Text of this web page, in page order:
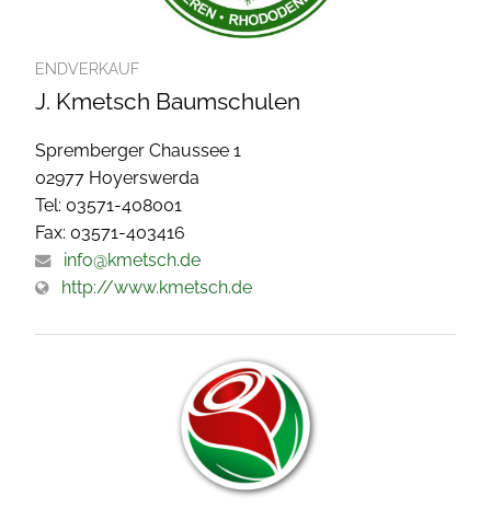
ENDVERKAUF
J. Kmetsch Baumschulen
Spremberger Chaussee 1
02977 Hoyerswerda
Tel: 03571-408001
Fax: 03571-403416
info@kmetsch.de
http://www.kmetsch.de